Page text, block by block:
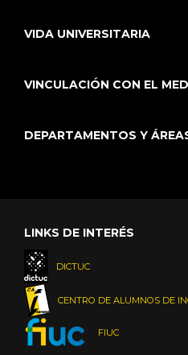
VIDA UNIVERSITARIA
VINCULACIÓN CON EL
DEPARTAMENTOS Y
LINKS DE INTERÉS
DICTUC
CENTRO DE ALUMNOS DE
FIUC